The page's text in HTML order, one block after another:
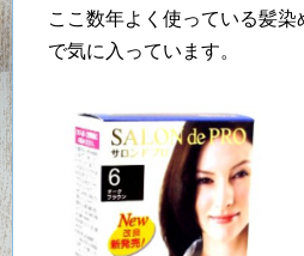
ここ数年よく使っている髪
で気に入っています。